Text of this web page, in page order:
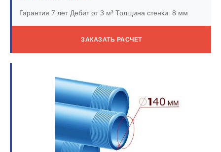
Гарантия 7 летДебит от 3 м³ Толщина стенки: 8 мм
ЗАКАЗАТЬ РАСЧЕТ